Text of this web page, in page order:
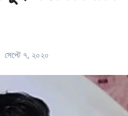
ঝিনাইগাতীর ইউএনও এবং ওসি প্রত্যাহার
বেতন সুবিধার নতুন প্রজ্ঞাপন জারি
বিশ্বকাপের টিকেট পেল বাংলাদেশ
এবং নাগা জনগোষ্ঠীর মধ্যে উত্তেজনা!
সেপ্টে ৭, ২০২০